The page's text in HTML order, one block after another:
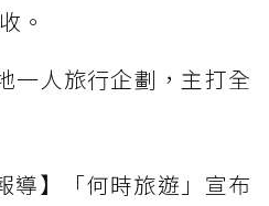
。
一人旅行企劃，主打全
導】「何時旅遊」宣布